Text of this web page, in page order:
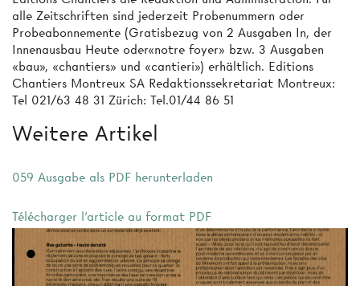
alle Zeitschriften sind jederzeit Probenummern oder
Probeabonnemente (Gratisbezug von 2 Ausgaben In, der
Innenausbau Heute oder«notre foyer» bzw. 3 Ausgaben
«bau», «chantiers» und «cantieri») erhältlich. Editions
Chantiers Montreux SA Redaktionssekretariat Montreux:
Tel 021/63 48 31 Zürich: Tel.01/44 86 51
Weitere Artikel
059 Ausgabe als PDF herunterladen
Télécharger l'article au format PDF